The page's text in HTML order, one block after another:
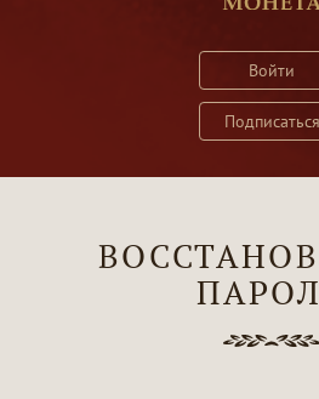
Войти
Подписаться